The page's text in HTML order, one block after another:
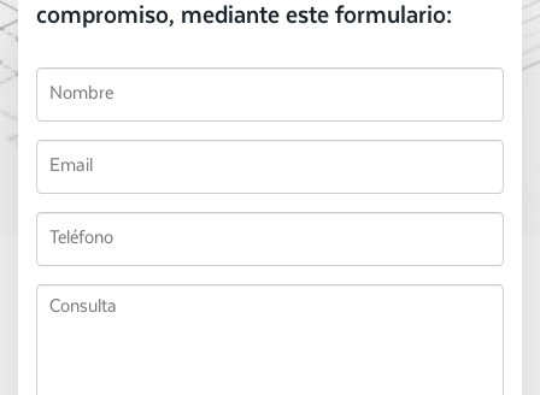
compromiso, mediante este formulario: